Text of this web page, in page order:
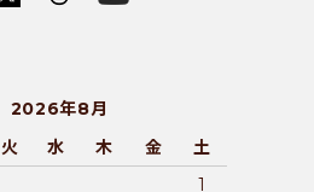
2026年8月
火 水 木 金
土
1